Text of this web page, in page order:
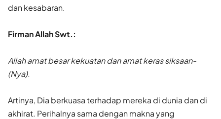
dan kesabaran.
Firman Allah Swt.:
Allah amat besar kekuatan dan amat keras siksaan-
(Nya).
Artinya, Dia berkuasa terhadap mereka di dunia dan di
akhirat. Perihalnya sama dengan makna yang